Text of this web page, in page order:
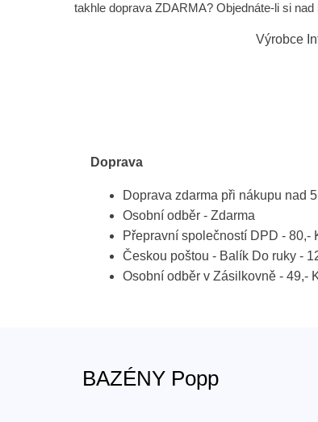
takhle doprava ZDARMA? Objednáte-li si
Výrobce
Doprava
Doprava zdarma při nákupu nad
Osobní odběr - Zdarma
Přepravní společností DPD - 80,-
Českou poštou - Balík Do ruky -
Osobní odběr v Zásilkovně - 49,-
BAZÉNY Popp